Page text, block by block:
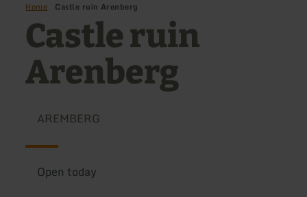
Home Castle ruin Arenberg
Castle ruin
Arenberg
AREMBERG
Open today